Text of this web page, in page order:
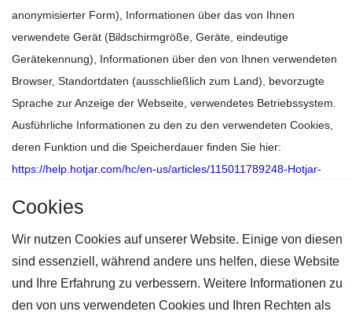
anonymisierter Form), Informationen über das von Ihnen
verwendete Gerät (Bildschirmgröße, Geräte, eindeutige
Gerätekennung), Informationen über den von Ihnen verwendeten
Browser, Standortdaten (ausschließlich zum Land), bevorzugte
Sprache zur Anzeige der Webseite, verwendetes Betriebssystem.
Ausführliche Informationen zu den zu den verwendeten Cookies,
deren Funktion und die Speicherdauer finden Sie hier:
https://help.hotjar.com/hc/en-us/articles/115011789248-Hotjar-
Aus diesen Daten werden unter einem Pseudonym Nutzerprofile
erstellt. Die Daten werden nicht dazu benutzt, den Besucher der
Webseite persönlich zu identifizieren und nicht mit
personenbezogenen Daten des Trägers des Pseudonyms
zusammengeführt. Hotjar ist es vertraglich untersagt, die
Cookies
Wir nutzen Cookies auf unserer Website. Einige von diesen
sind essenziell, während andere uns helfen, diese Website
und Ihre Erfahrung zu verbessern. Weitere Informationen zu
den von uns verwendeten Cookies und Ihren Rechten als